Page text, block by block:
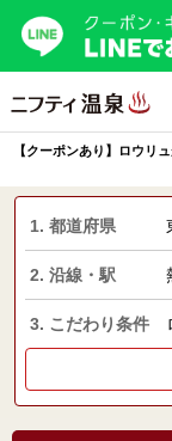
【クーポンあり】ロウリ
1. 都道府県
2. 沿線・駅
3. こだわり条件